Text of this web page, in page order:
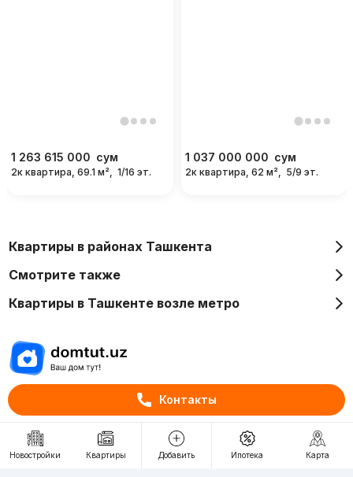
Контакты
1 263 615 000 сум
2к квартира, 69.1 м², 1/16 эт.
1 037 000 000 сум
2к квартира, 62 м², 5/9 эт.
Новостройки Квартиры Добавить Ипотека Карта
Квартиры в районах Ташкента
Смотрите также
Квартиры в Ташкенте возле метро
Отдел рекламы
+998 (78) 113-20-86
+998 (93) 390-30-10